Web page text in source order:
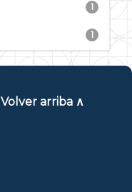
1
1
Volver arriba ∧